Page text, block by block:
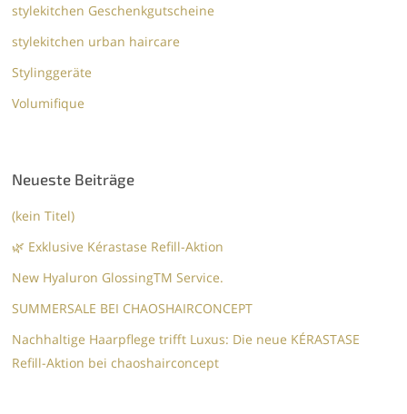
stylekitchen Geschenkgutscheine
stylekitchen urban haircare
Stylinggeräte
Volumifique
Neueste Beiträge
(kein Titel)
🌿 Exklusive Kérastase Refill-Aktion
New Hyaluron GlossingTM​ Service.​
SUMMERSALE BEI CHAOSHAIRCONCEPT
Nachhaltige Haarpflege trifft Luxus: Die neue KÉRASTASE
Refill-Aktion bei chaoshairconcept